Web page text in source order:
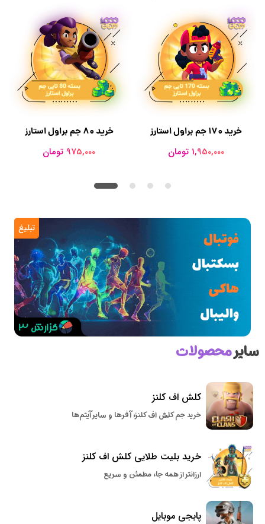
خرید 80 جم براول استارز
975,000 تومان
خرید 170 جم براول استارز
1,950,000 تومان
تبلیغ
سایرمحصولات
کلش اف کلنز
خرید جم کلش اف کلنز، آفرها و سایر آیتم‌ها
خرید بلیت طلایی کلش اف کلنز
ارزانتر از همه جا، مطمئن و سریع
پابجی موبایل